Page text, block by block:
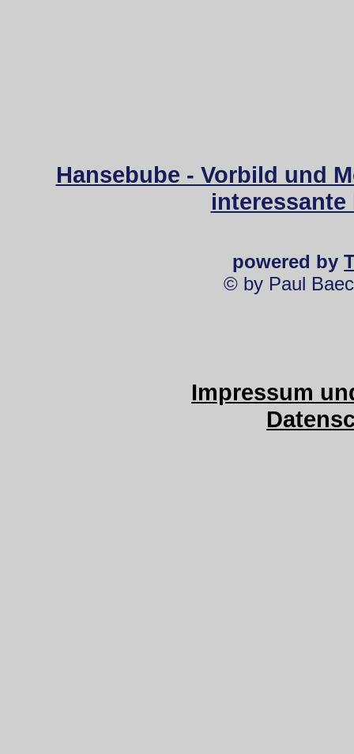
Hansebube - Vorbild und
powered by
© by Paul
Impressum